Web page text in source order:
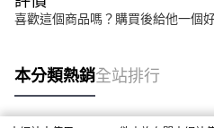
喜歡這個商品嗎？購買後給他一個
本分類熱銷全站排行